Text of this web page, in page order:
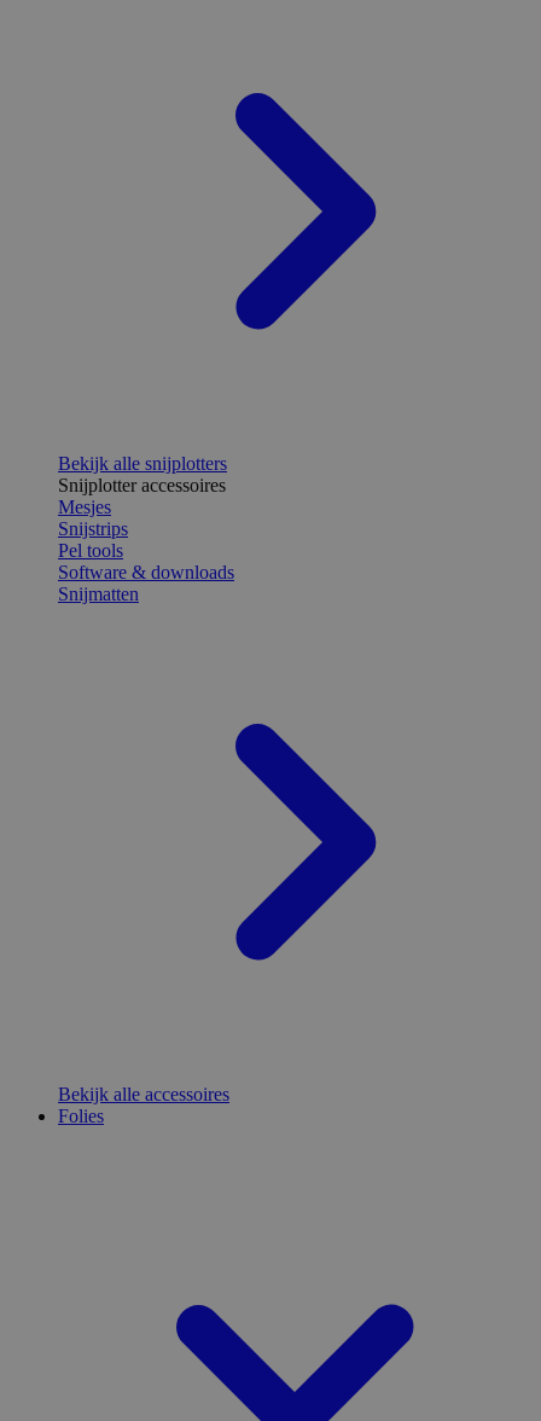
Bekijk alle snijplotters
Snijplotter accessoires
Mesjes
Snijstrips
Pel tools
Software & downloads
Snijmatten
Bekijk alle accessoires
Folies